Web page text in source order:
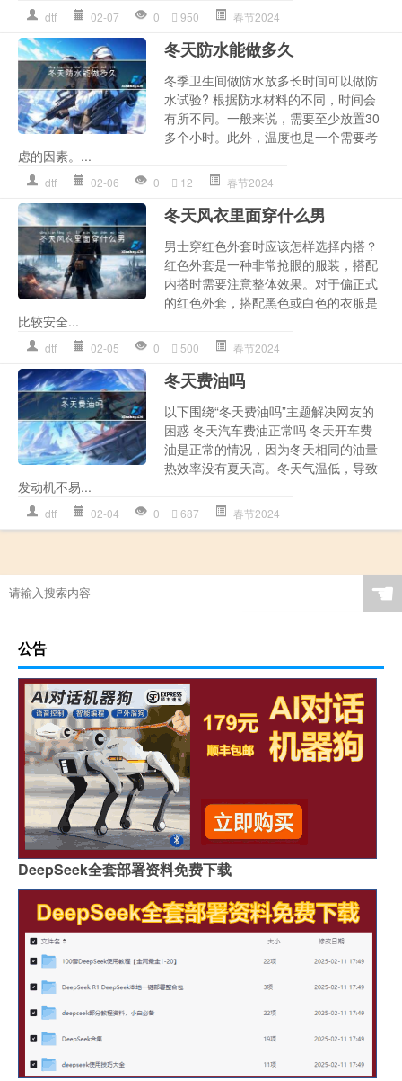
dtf 02-07 0 950 春节2024
冬天防水能做多久
冬季卫生间做防水放多长时间可以做防
水试验? 根据防水材料的不同，时间会
有所不同。一般来说，需要至少放置30
多个小时。此外，温度也是一个需要考
虑的因素。...
dtf 02-06 0 12 春节2024
冬天风衣里面穿什么男
男士穿红色外套时应该怎样选择内搭？
红色外套是一种非常抢眼的服装，搭配
内搭时需要注意整体效果。对于偏正式
的红色外套，搭配黑色或白色的衣服是
比较安全...
dtf 02-05 0 500 春节2024
冬天费油吗
以下围绕“冬天费油吗”主题解决网友的
困惑 冬天汽车费油正常吗 冬天开车费
油是正常的情况，因为冬天相同的油量
热效率没有夏天高。冬天气温低，导致
发动机不易...
dtf 02-04 0 687 春节2024
☚
公告
DeepSeek全套部署资料免费下载